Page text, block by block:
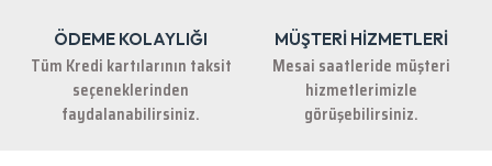
ÖDEME KOLAYLIĞI
Tüm Kredi kartılarının taksit
seçeneklerinden
faydalanabilirsiniz.
MÜŞTERİ HİZMETLERİ
Mesai saatleride müşteri
hizmetlerimizle
görüşebilirsiniz.